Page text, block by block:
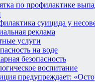
по профилактике
суицида у
реклама
услуги
на воде
безопасность
воспитание
предупреждает: